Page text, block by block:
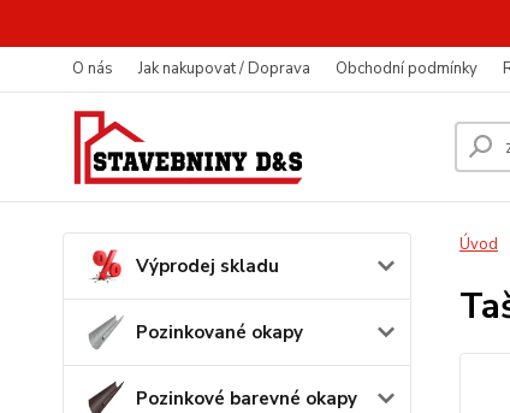
O nás Jak nakupovat / Doprava Obchodní podmínky
Výprodej skladu
Pozinkované okapy
Pozinkové barevné okapy
Úvod